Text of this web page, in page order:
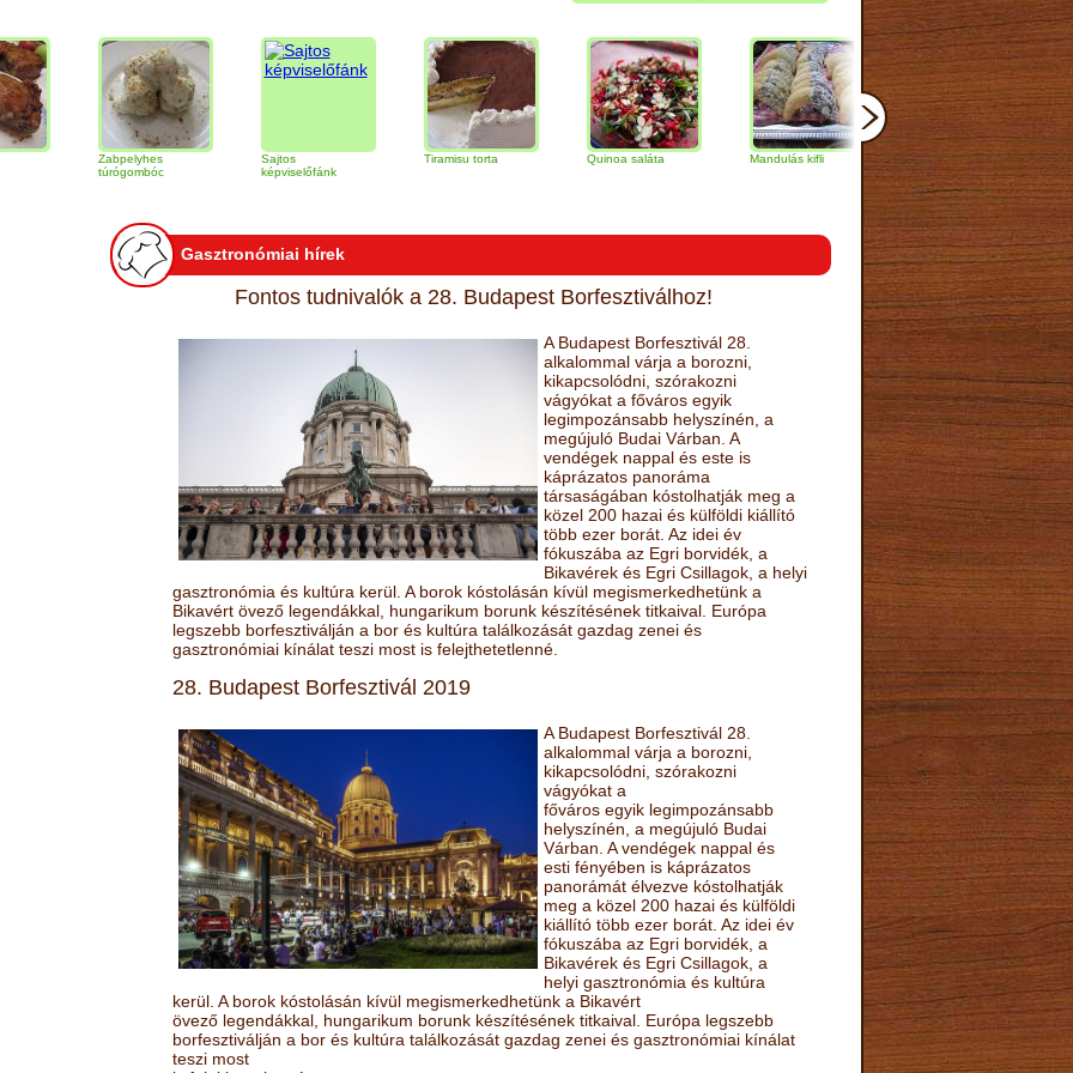
túrógombóc
képviselőfánk
Tiramisu torta Quinoa saláta Mandulás kifli
Csokoládés-
narancs torta
gomb
Gasztronómiai hírek
Fontos tudnivalók a 28. Budapest Borfesztiválhoz!
A Budapest Borfesztivál 28.
alkalommal várja a borozni,
kikapcsolódni, szórakozni
vágyókat a főváros egyik
legimpozánsabb helyszínén, a
megújuló Budai Várban. A
vendégek nappal és este is
káprázatos panoráma
társaságában kóstolhatják meg a
közel 200 hazai és külföldi kiállító
több ezer borát. Az idei év
fókuszába az Egri borvidék, a
Bikavérek és Egri Csillagok, a helyi
gasztronómia és kultúra kerül. A borok kóstolásán kívül megismerkedhetünk a
Bikavért övező legendákkal, hungarikum borunk készítésének titkaival. Európa
legszebb borfesztiválján a bor és kultúra találkozását gazdag zenei és
gasztronómiai kínálat teszi most is felejthetetlenné.
28. Budapest Borfesztivál 2019
A Budapest Borfesztivál 28.
alkalommal várja a borozni,
kikapcsolódni, szórakozni
vágyókat a
főváros egyik legimpozánsabb
helyszínén, a megújuló Budai
Várban. A vendégek nappal és
esti fényében is káprázatos
panorámát élvezve kóstolhatják
meg a közel 200 hazai és külföldi
kiállító több ezer borát. Az idei év
fókuszába az Egri borvidék, a
Bikavérek és Egri Csillagok, a
helyi gasztronómia és kultúra
kerül. A borok kóstolásán kívül megismerkedhetünk a Bikavért
övező legendákkal, hungarikum borunk készítésének titkaival. Európa legszebb
borfesztiválján a bor és kultúra találkozását gazdag zenei és gasztronómiai kínálat
teszi most